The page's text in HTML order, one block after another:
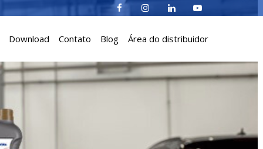
Download Contato Blog Área do distribuidor